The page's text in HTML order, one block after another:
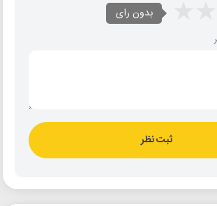
بدون رای
ثبت نظر